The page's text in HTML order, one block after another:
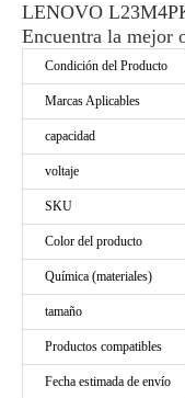
LENOVO
Encuentra la mejor
Condición del Producto
Marcas Aplicables
capacidad
voltaje
SKU
Color del producto
Química (materiales)
tamaño
Productos compatibles
Fecha estimada de envío